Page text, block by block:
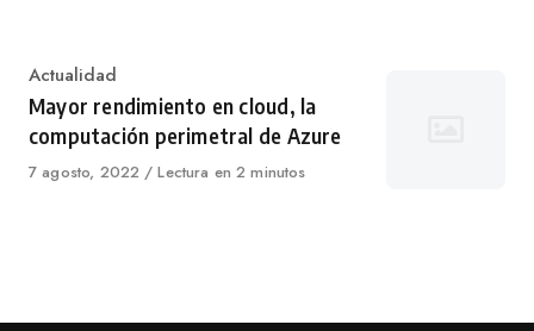
Category
Actualidad
Mayor rendimiento en cloud, la
computación perimetral de Azure
Published
7 agosto, 2022 Lectura en 2 minutos